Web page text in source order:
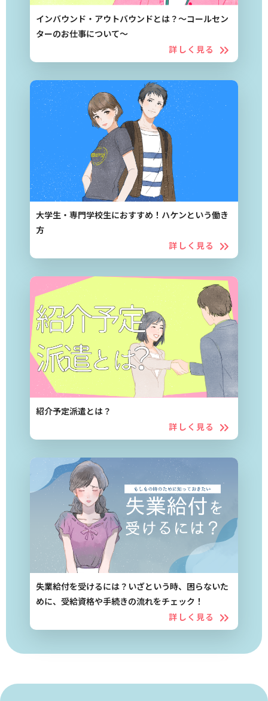
インバウンド・アウトバウンドとは？～コールセン
ターのお仕事について～
詳しく見る
大学生・専門学校生におすすめ！ハケンという働き
方
詳しく見る
紹介予定派遣とは？
詳しく見る
失業給付を受けるには？いざという時、困らないた
めに、受給資格や手続きの流れをチェック！
詳しく見る